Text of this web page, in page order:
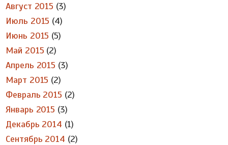
Август 2015 (3)
Июль 2015 (4)
Июнь 2015 (5)
Май 2015 (2)
Апрель 2015 (3)
Март 2015 (2)
Февраль 2015 (2)
Январь 2015 (3)
Декабрь 2014 (1)
Сентябрь 2014 (2)